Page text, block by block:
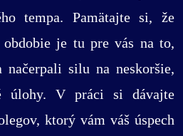
tempa. Pamätajte si, že
obdobie je tu pre vás na to,
silu na neskoršie,
úlohy. V práci si dávajte
ktorý vám váš úspech